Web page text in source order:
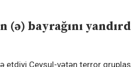
bayrağını
etdiyi Ceyşul-vətən terror